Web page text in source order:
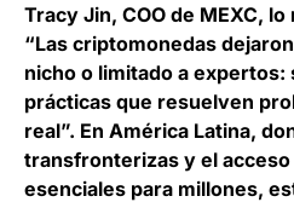
Tracy Jin, COO de MEXC, lo
“Las criptomonedas
nicho o limitado a
prácticas que resuelven
real”. En América Latina,
transfronterizas y el acceso
esenciales para millones,